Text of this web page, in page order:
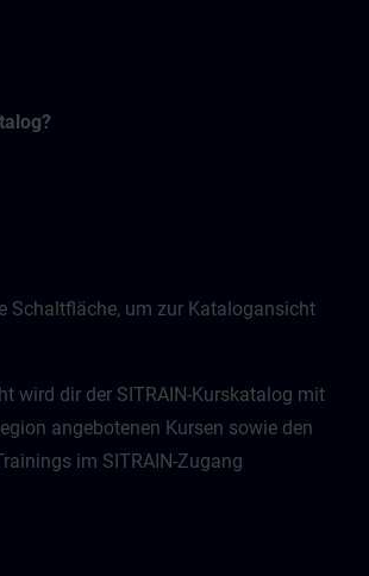
Schaltfläche, um zur Katalogansicht
wird dir der SITRAIN-Kurskatalog mit
angebotenen Kursen sowie den
im SITRAIN-Zugang